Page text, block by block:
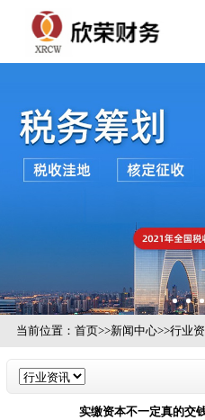
当前位置： 首页>>新闻中心>>行业
实缴资本不一定真的交